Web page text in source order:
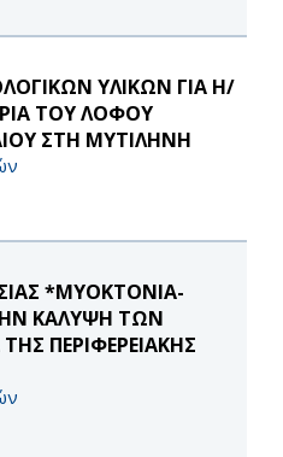
ΥΛΙΚΩΝ ΓΙΑ Η/
ΤΟΥ ΛΟΦΟΥ
ΣΤΗ ΜΥΤΙΛΗΝΗ
*ΜΥΟΚΤΟΝΙΑ-
ΚΑΛΥΨΗ ΤΩΝ
ΠΕΡΙΦΕΡΕΙΑΚΗΣ